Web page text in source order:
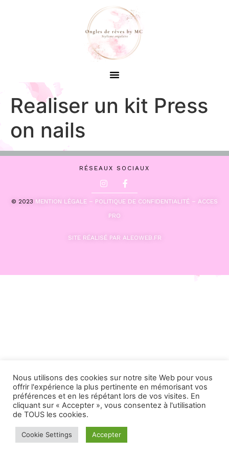
Realiser un kit Press
on nails
RÉSEAUX SOCIAUX
© 2023 MENTION LÉGALE – POLITIQUE DE CONFIDENTIALITÉ – ACCES
PRO
SITE RÉALISÉ PAR ALEOWEB.FR
Nous utilisons des cookies sur notre site Web pour vous
offrir l'expérience la plus pertinente en mémorisant vos
préférences et en les répétant lors de vos visites. En
cliquant sur « Accepter », vous consentez à l'utilisation
de TOUS les cookies.
Cookie Settings Accepter